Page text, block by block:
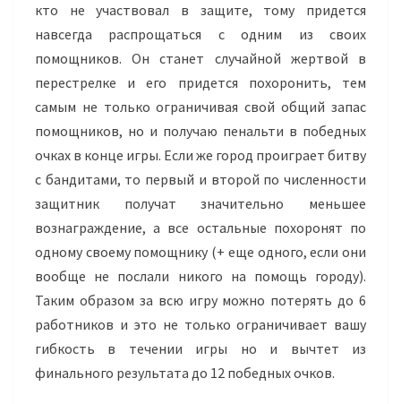
кто не участвовал в защите, тому придется
навсегда распрощаться с одним из своих
помощников. Он станет случайной жертвой в
перестрелке и его придется похоронить, тем
самым не только ограничивая свой общий запас
помощников, но и получаю пенальти в победных
очках в конце игры. Если же город проиграет битву
с бандитами, то первый и второй по численности
защитник получат значительно меньшее
вознаграждение, а все остальные похоронят по
одному своему помощнику (+ еще одного, если они
вообще не послали никого на помощь городу).
Таким образом за всю игру можно потерять до 6
работников и это не только ограничивает вашу
гибкость в течении игры но и вычтет из
финального результата до 12 победных очков.